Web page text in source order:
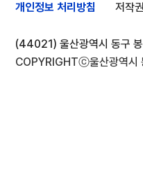
개인정보 처리방침 저작
(44021) 울산광역시 동구
COPYRIGHTⓒ울산광역시